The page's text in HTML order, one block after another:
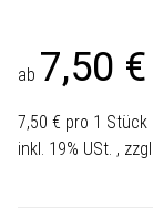
ab 7,50 €
7,50 € pro 1 Stück
inkl. 19% USt. , zzgl.